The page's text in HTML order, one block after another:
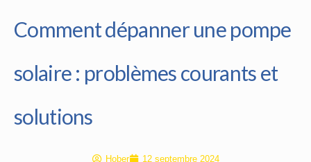
Comment dépanner une pompe
solaire : problèmes courants et
solutions
Hober 12 septembre 2024